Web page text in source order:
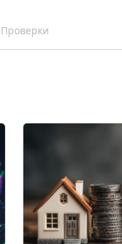
Проверки